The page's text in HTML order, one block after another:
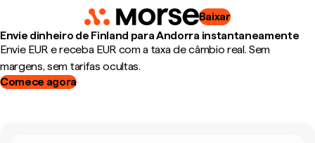
Baixar
Envie dinheiro de Finland para Andorra instantaneamente
Envie EUR e receba EUR com a taxa de câmbio real. Sem
margens, sem tarifas ocultas.
Comece agora